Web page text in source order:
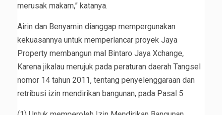
merusak makam,” katanya.
Airin dan Benyamin dianggap mempergunakan
kekuasannya untuk memperlancar proyek Jaya
Property membangun mal Bintaro Jaya Xchange,
Karena jikalau merujuk pada peraturan daerah Tangsel
nomor 14 tahun 2011, tentang penyelenggaraan dan
retribusi izin mendirikan bangunan, pada Pasal 5